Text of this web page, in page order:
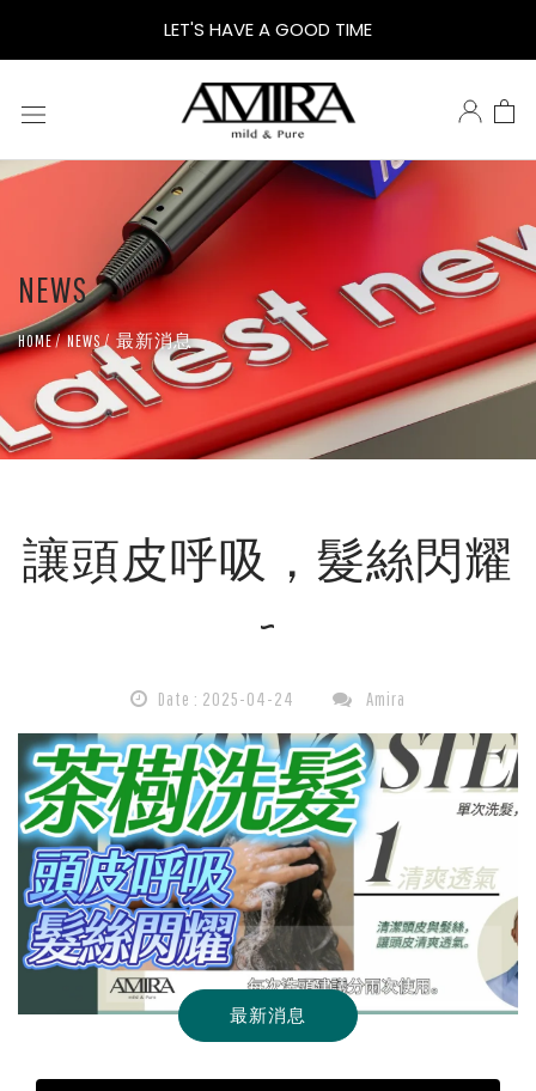
樹
洗
髮
慕
斯：
頭
吸，
讓
你
的
LET'S HAVE A GOOD TIME
NEWS
HOME NEWS 最新消息
讓頭皮呼吸，髮絲閃耀
~
Date : 2025-04-24 Amira
最新消息